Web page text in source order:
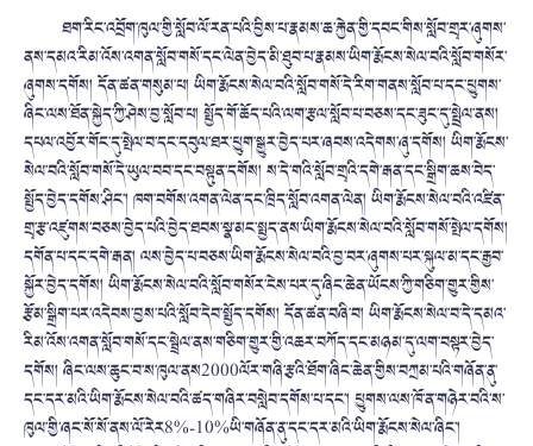
ཐག་རིང་འབྲོག་ཁུལ་གྱི་སློབ་ལོ་རན་པའི་བྱིས་པ་རྣམས་ཆ་རྐྱེན་གྱི་དབང་གིས་སློབ་གྲྭར་ཞུགས་
ནས་དམའ་རིམ་འོས་འགན་སློབ་གསོ་དང་ལེན་བྱེད་མི་ཐུབ་པ་རྣམས་ཡིག་རྨོངས་སེལ་བའི་སློབ་གསོར་
ཞུགས་དགོས། དོན་ཚན་གསུམ་པ། ཡིག་རྨོངས་སེལ་བའི་སློབ་གསོ་དེ་རིག་གནས་སློབ་པ་དང་ཕྱུགས་
ཞིང་ལས་ཐོན་སྐྱེད་ཀྱི་ཤེས་བྱ་སློབ་པ། སྤྱོད་གོ་ཆོད་པའི་ལག་རྩལ་སློབ་པ་བཅས་དང་ཟུང་དུ་སྤྲེལ་ནས།
དཔལ་འབྱོར་གོང་དུ་སྤེལ་བ་དང་དབུལ་ཐར་ཕྱུག་སྒྱུར་བྱེད་པར་ཞབས་འདེགས་ཞུ་དགོས། ཡིག་རྨོངས་
སེལ་བའི་སློབ་གསོ་དེ་ཡུལ་བབ་དང་བསྟུན་དགོས། ས་དེ་གའི་སློབ་གྲྭའི་དགེ་རྒན་དང་སྒྲིག་ཆས་བེད་
སྤྱོད་བྱེད་དགོས་ཤིང་། ཁག་བགོས་འགན་ལེན་དང་ཁྲིད་སློབ་འགན་ལེན། ཡིག་རྨོངས་སེལ་བའི་འཛིན་
གྲྭ་རྩ་འཛུགས་བཅས་བྱེད་པའི་བྱེད་ཐབས་སྣ་མང་སྤྱད་ནས་ཡིག་རྨོངས་སེལ་བའི་སློབ་གསོ་སྤེལ་དགོས།
དགོན་པ་དང་དགེ་རྒན། ལས་བྱེད་པ་བཅས་ཡིག་རྨོངས་སེལ་བའི་བྱ་བར་ཞུགས་པར་སྐུལ་མ་དང་རྒྱབ་
སྐྱོར་བྱེད་དགོས། ཡིག་རྨོངས་སེལ་བའི་སློབ་གསོར་ངེས་པར་དུ་ཞིང་ཆེན་ཡོངས་ཀྱི་གཅིག་གྱུར་གྱིས་
རྩོམ་སྒྲིག་པར་འདེབས་བྱས་པའི་སློབ་དེབ་སྤྱོད་དགོས། དོན་ཚན་བཞི་བ། ཡིག་རྨོངས་སེལ་བ་དེ་དམའ་
རིམ་འོས་འགན་སློབ་གསོ་དང་སྦྲེལ་ནས་གཅིག་གྱུར་གྱི་འཆར་བཀོད་དང་མཉམ་དུ་ལག་བསྟར་བྱེད་
དགོས། ཞིང་ལས་ཆུང་བ་ས་ཁུལ་ནས2000ལོར་གཞི་རྩའི་ཐོག་ཞིང་ཆེན་གྱིས་བཀྲམ་པའི་གཞོན་ནུ་
དང་དར་མའི་ཡིག་རྨོངས་སེལ་བའི་ཚད་གཞིར་བསླེབ་དགོས་པ་དང་། ཕྱུགས་ལས་ཁོ་ན་གཉེར་བའི་ས་
ཁུལ་གྱི་ཞང་སོ་སོ་ནས་ལོ་རེར8%-10%ཡི་གཞོན་ནུ་དང་དར་མའི་ཡིག་རྨོངས་སེལ་ཞིང་།